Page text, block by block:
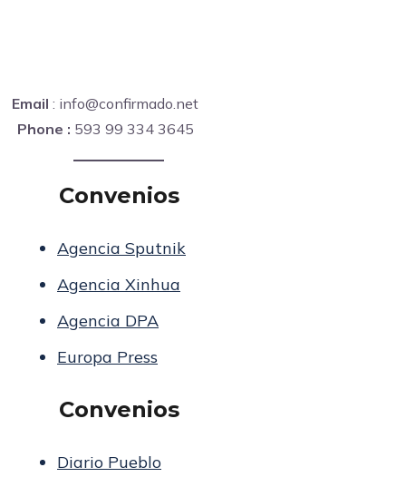
Email : info@confirmado.net
Phone : 593 99 334 3645
Convenios
Agencia Sputnik
Agencia Xinhua
Agencia DPA
Europa Press
Convenios
Diario Pueblo